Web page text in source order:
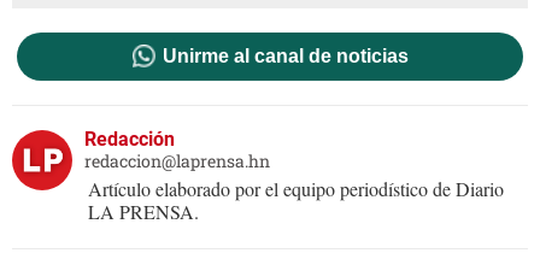
Unirme al canal de noticias
Redacción
redaccion@laprensa.hn
Artículo elaborado por el equipo periodístico de Diario
LA PRENSA.